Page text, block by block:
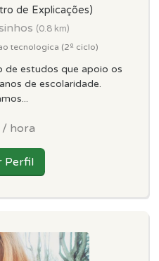
de Explicações)
(0.8 km)
tecnologica (2º ciclo)
de estudos que apoio os
de escolaridade.
/ hora
Perfil